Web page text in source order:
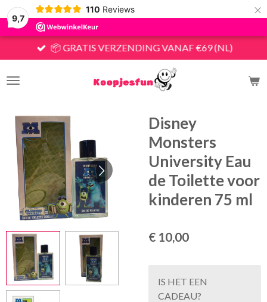
9,7
110 Reviews ×
📦 GRATIS VERZENDING VANAF €69 (NL)
Disney
Monsters
University Eau
de Toilette voor
kinderen 75 ml
€ 10,00
IS HET EEN
CADEAU?